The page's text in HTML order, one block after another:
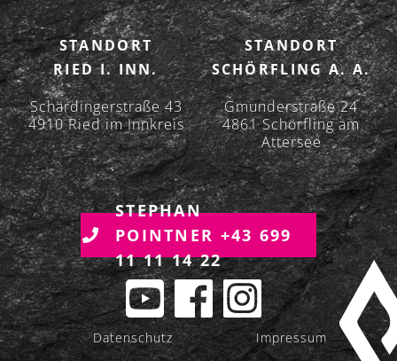
STANDORT
RIED I. INN.
Schärdingerstraße 43
4910 Ried im Innkreis
STANDORT
SCHÖRFLING A. A.
Gmunderstraße 24
4861 Schörfling am
Attersee
STEPHAN
POINTNER +43 699
11 11 14 22
Datenschutz
Impressum